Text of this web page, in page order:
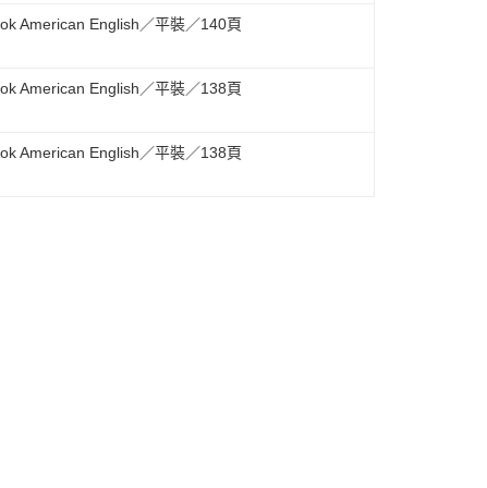
American English／平裝／140頁
American English／平裝／138頁
American English／平裝／138頁